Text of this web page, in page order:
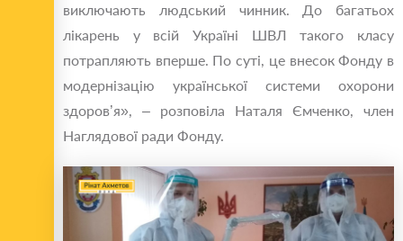
виключають людський чинник. До багатьох
лікарень у всій Україні ШВЛ такого класу
потрапляють вперше. По суті, це внесок Фонду в
модернізацію української системи охорони
здоров’я», – розповіла Наталя Ємченко, член
Наглядової ради Фонду.